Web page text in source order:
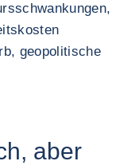
geopolitische
aber